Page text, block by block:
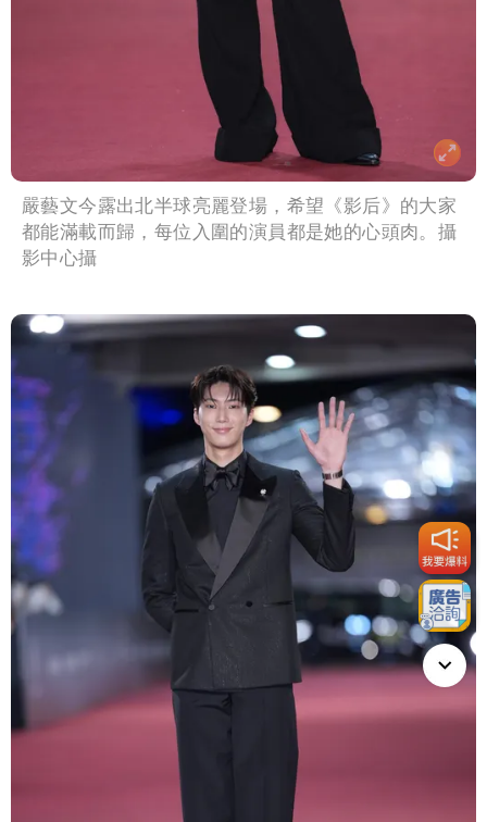
嚴藝文今露出北半球亮麗登場，希望《影后》的大家
都能滿載而歸，每位入圍的演員都是她的心頭肉。攝
影中心攝